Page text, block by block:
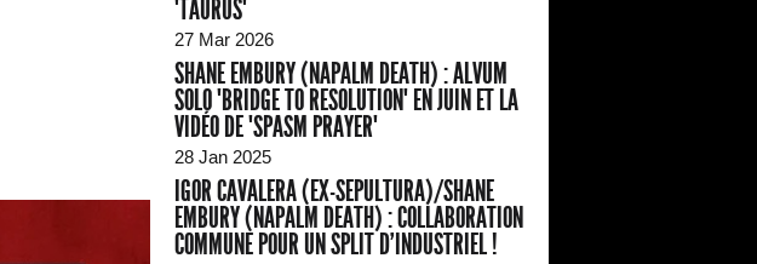
"TAURUS"
27 Mar 2026
SHANE EMBURY (NAPALM DEATH) : ALVUM
SOLO "BRIDGE TO RESOLUTION" EN JUIN ET LA
VIDÉO DE "SPASM PRAYER"
28 Jan 2025
IGOR CAVALERA (EX-SEPULTURA)/SHANE
EMBURY (NAPALM DEATH) : COLLABORATION
COMMUNE POUR UN SPLIT D'INDUSTRIEL !